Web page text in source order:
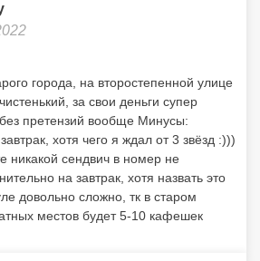
города, на второстепенной улице
за свои деньги супер
претензий вообще Минусы:
хотя чего я ждал от 3 звёзд :)))
никакой сендвич в номер не
на завтрак, хотя назвать это
довольно сложно, тк в старом
местов будет 5-10 кафешек